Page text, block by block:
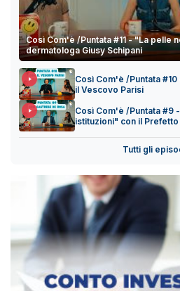
Così Com'è /Puntata #11 - "La pelle
dermatologa Giusy Schipani
Così Com'è /Puntata
il Vescovo Parisi
Così Com'è /Puntata #9
istituzioni" con il
Tutti gli